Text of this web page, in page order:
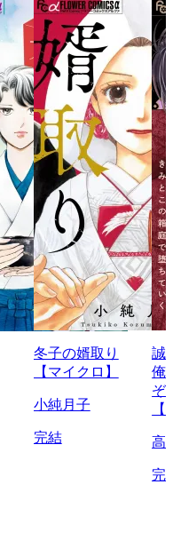
冬子の婿取り
【マイクロ】
小純月子
完結
誠
俺
ぞ
高
完